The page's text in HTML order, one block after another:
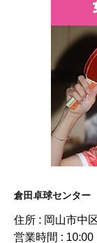
倉田卓球センター
住所 : 岡山市中
営業時間 :